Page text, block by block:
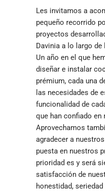
Les invitamos a
pequeño recorrido
proyectos
Davinia a lo largo
Un año en el que
diseñar e instalar
prémium, cada una
las necesidades de
funcionalidad de
que han confiado en
Aprovechamos
agradecer a
puesta en nuestros
prioridad es y será
satisfacción de
honestidad,